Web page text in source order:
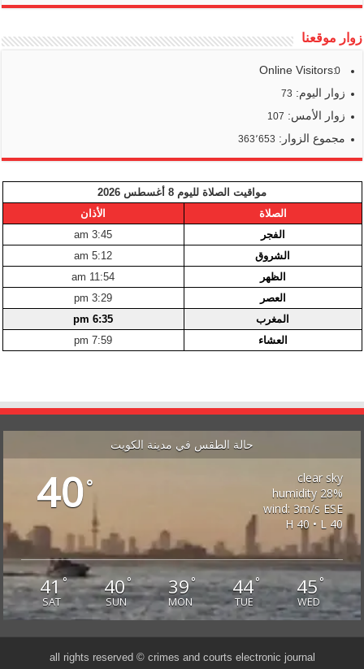
زوار موقعنا
Online Visitors:
0
زوار اليوم: 73
زوار الأمس: 107
مجموع الزوار: 363٬653
مواقيت الصلاة لليوم 8 أغسطس 2026
الصلاة
الأذان
الفجر
3:45 am
الشروق
5:12 am
الظهر
11:54 am
العصر
3:29 pm
المغرب
6:35 pm
العشاء
7:59 pm
حالة الطقس في مدينة الكويت
40°
clear sky
28% humidity
wind: 3m/s ESE
H 40 • L 40
41°
SAT
40°
SUN
39°
MON
44°
TUE
45°
WED
all rights reserved © crimes and courts electronic journal